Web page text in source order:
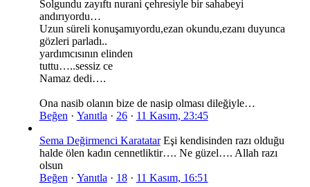
Solgundu zayıftı nurani çehresiyle bir sahabeyi
andırıyordu…
Uzun süreli konuşamıyordu,ezan okundu,ezanı duyunca
gözleri parladı..
yardımcısının elinden
tuttu…..sessiz ce
Namaz dedi….
Ona nasib olanın bize de nasip olması dileğiyle…
Beğen · Yanıtla · 26· 11 Kasım, 23:45
Sema Değirmenci KaratatarEşi kendisinden razı olduğu
halde ölen kadın cennetliktir…. Ne güzel…. Allah razı
olsun
Beğen · Yanıtla · 18· 11 Kasım, 16:51